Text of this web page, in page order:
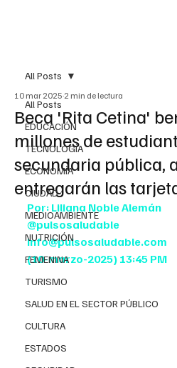
All Posts
EDUCACIÓN
TECNOLOGÍA
ECONOMÍA
CIUDAD
MEDIOAMBIENTE
NUTRICIÓN
FEMENINA
TURISMO
SALUD EN EL SECTOR PÚBLICO
CULTURA
ESTADOS
All Posts
Beca 'Rita Cetina'
millones de
secundaria pública,
entregarán las
10 mar 2025 2 min de lectura
Por: Liliana Noble Alemán
@pulsosaludable
info@pulsosaludable.com
(10-marzo-2025) 13:45 PM